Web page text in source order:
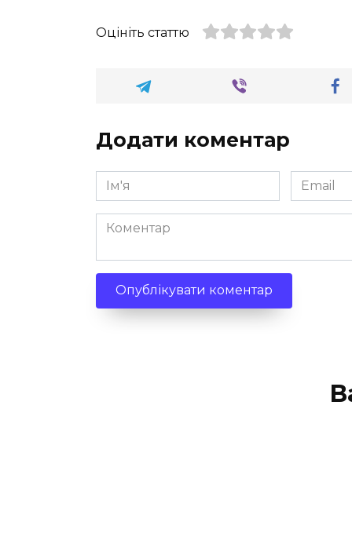
Оцініть статтю
Додати коментар
Ім'я
*
Email
*
Коментар